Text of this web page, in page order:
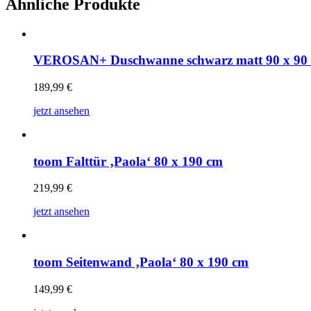
Ähnliche Produkte
VEROSAN+ Duschwanne schwarz matt 90 x 90
189,99 €
jetzt ansehen
toom Falttür ‚Paola‘ 80 x 190 cm
219,99 €
jetzt ansehen
toom Seitenwand ‚Paola‘ 80 x 190 cm
149,99 €